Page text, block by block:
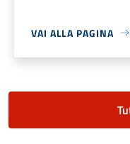
VAI ALLA PAGINA